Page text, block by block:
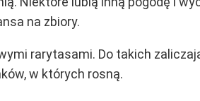
na zbiory.
rarytasami. Do takich
w których rosną.